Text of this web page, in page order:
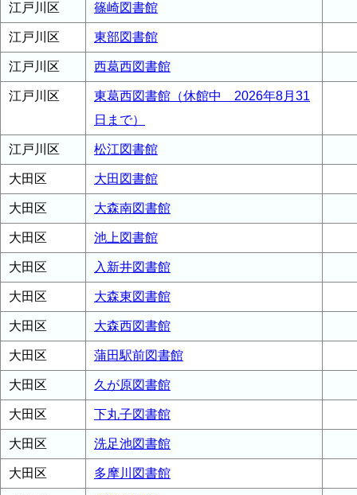
江戸川区 篠崎図書館
江戸川区 東部図書館
江戸川区 西葛西図書館
江戸川区
東葛西図書館（休館中 2026年8月31
日まで）
江戸川区 松江図書館
大田区 大田図書館
大田区 大森南図書館
大田区 池上図書館
大田区 入新井図書館
大田区 大森東図書館
大田区 大森西図書館
大田区 蒲田駅前図書館
大田区 久が原図書館
大田区 下丸子図書館
大田区 洗足池図書館
大田区 多摩川図書館